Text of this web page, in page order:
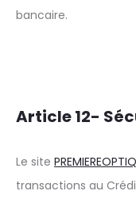
bancaire.
Article 12-
Le site
transactions au